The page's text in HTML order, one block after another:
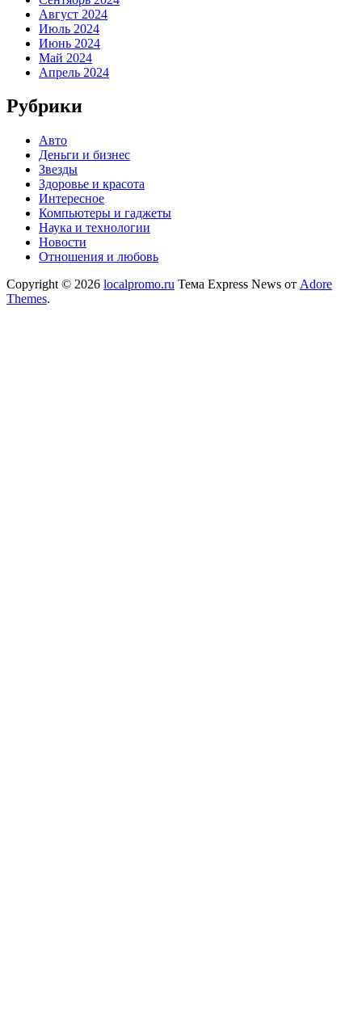
Август 2024
Июль 2024
Июнь 2024
Май 2024
Апрель 2024
Рубрики
Авто
Деньги и бизнес
Звезды
Здоровье и красота
Интересное
Компьютеры и гаджеты
Наука и технологии
Новости
Отношения и любовь
Copyright © 2026 localpromo.ru Тема Express News от Adore
Themes.